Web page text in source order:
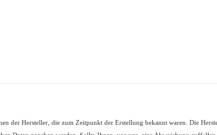
der Hersteller, die zum Zeitpunkt der Erstellung bekannt waren. Die